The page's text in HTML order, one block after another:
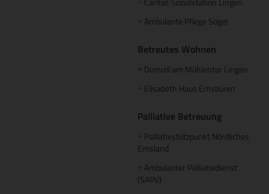
+
+ Ambulante Pflege Sögel
Betreutes Wohnen
Domizil am Mühlentor Lingen
Elisabeth Haus Emsbüren
Palliative Betreuung
+ Palliativstützpunkt Nördliches
Emsland
+ Ambulanter Palliativdienst
(SAPV)